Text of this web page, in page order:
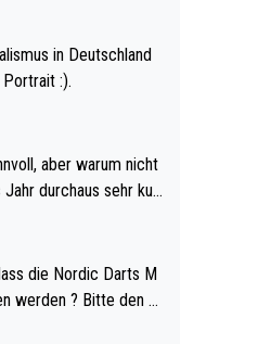
in Deutschland
:).
aber warum nicht
des Weltm
werden ? Bitte den A